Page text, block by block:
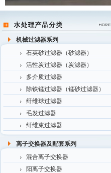
机械过滤器系列
石英砂过滤器（砂滤器）
活性炭过滤器（炭滤器）
多介质过滤器
除铁锰过滤器（锰砂过滤器）
纤维球过滤器
毛发过滤器
纤维束过滤器
离子交换器及配套系列
混合离子交换器
阳离子交换器